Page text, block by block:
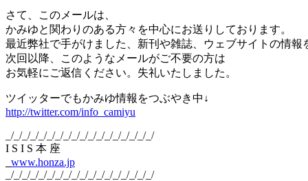
さて、このメールは、
かみゆと関わりのある方々を中心にお送りしております。
最近弊社で手がけました、新刊や雑誌、ウェブサイトの情報
次回以降、このようなメールがご不要の方は
お気軽にご返信ください。失礼いたしました。
ツイッターでもかみゆ情報をつぶやき中↓
http://twitter.com/info_camiyu
_/_/_/_/_/_/_/_/_/_/_/_/_/_/_/_/_/_/
I S I S 本 座
www.honza.jp
_/_/_/_/_/_/_/_/_/_/_/_/_/_/_/_/_/_/